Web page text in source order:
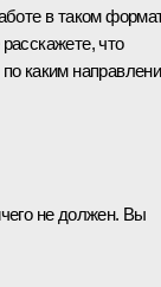
в таком
что
каким
не должен. Вы